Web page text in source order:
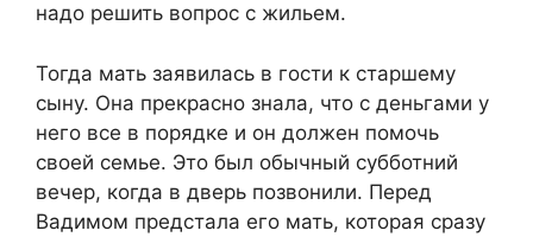
надо решить вопрос с жильем.
Тогда мать заявилась в гости к старшему
сыну. Она прекрасно знала, что с деньгами у
него все в порядке и он должен помочь
своей семье. Это был обычный субботний
вечер, когда в дверь позвонили. Перед
Вадимом предстала его мать, которая сразу